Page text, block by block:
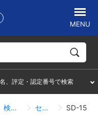
MENU
、評定・認定番号で検索
検索結果一覧 セパレーター（直線・水平ベンド兼用）